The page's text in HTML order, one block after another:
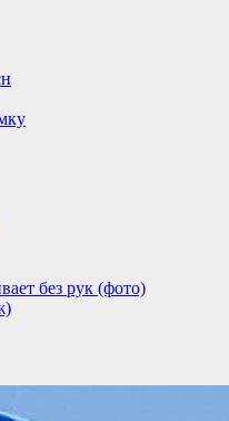
без рук (фото)